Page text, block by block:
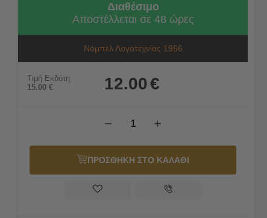
Διαθέσιμο
Αποστέλλεται σε 48 ώρες
Νόμπελ Λογοτεχνίας 1956
Τιμή Εκδότη
15.00 € 12.00€
+
−
ΠΡΟΣΘΗΚΗ ΣΤΟ ΚΑΛΑΘΙ